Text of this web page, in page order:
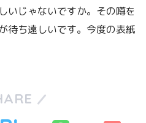
いじゃないですか。その噂を
待ち遠しいです。今度の表紙